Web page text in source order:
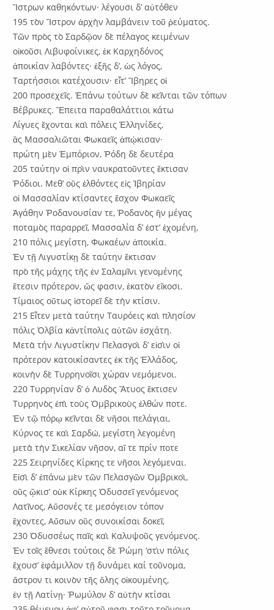
Ἴστρων καθηκόντων· λέγουσι δ’ αὐτόθεν
195 τὸν Ἴστρον ἀρχὴν λαμβάνειν τοῦ ῥεύματος.
Τῶν πρὸς τὸ Σαρδῷον δὲ πέλαγος κειμένων
οἰκοῦσι Λιβυφοίνικες, ἐκ Καρχηδόνος
ἀποικίαν λαβόντες· ἑξῆς δ’, ὡς λόγος,
Ταρτήσσιοι κατέχουσιν· εἶτ’ Ἴβηρες οἱ
200 προσεχεῖς. Ἐπάνω τούτων δὲ κεῖνται τῶν τόπων
Βέβρυκες. Ἔπειτα παραθαλάττιοι κάτω
Λίγυες ἔχονται καὶ πόλεις Ἑλληνίδες,
ἃς Μασσαλιῶται Φωκαεῖς ἀπῴκισαν·
πρώτη μὲν Ἐμπόριον, Ῥόδη δὲ δευτέρα
205 ταύτην οἱ πρὶν ναυκρατοῦντες ἔκτισαν
Ῥόδιοι. Μεθ’ οὓς ἐλθόντες εἰς Ἰβηρίαν
οἱ Μασσαλίαν κτίσαντες ἔσχον Φωκαεῖς
Ἀγάθην Ῥοδανουσίαν τε, Ῥοδανὸς ἣν μέγας
ποταμὸς παραρρεῖ, Μασσαλία δ’ ἐστ’ ἐχομένη,
210 πόλις μεγίστη, Φωκαέων ἀποικία.
Ἐν τῇ Λιγυστίκῃ δὲ ταύτην ἔκτισαν
πρὸ τῆς μάχης τῆς ἐν Σαλαμῖνι γενομένης
ἔτεσιν πρότερον, ὥς φασιν, ἑκατὸν εἴκοσι.
Τίμαιος οὕτως ἱστορεῖ δὲ τὴν κτίσιν.
215 Εἶτεν μετὰ ταύτην Ταυρόεις καὶ πλησίον
πόλις Ὀλβία κἀντίπολις αὐτῶν ἐσχάτη.
Μετὰ τήν Λιγυστίκην Πελασγοὶ δ’ εἰσὶν οἱ
πρότερον κατοικίσαντες ἐκ τῆς Ἑλλάδος,
κοινὴν δὲ Τυρρηνοῖσι χώραν νεμόμενοι.
220 Τυρρηνίαν δ’ ὁ Λυδὸς Ἄτυος ἔκτισεν
Τυρρηνὸς ἐπὶ τοὺς Ὀμβρικοὺς ἐλθών ποτε.
Ἐν τῷ πόρῳ κεῖνται δὲ νῆσοι πελάγιαι,
Κύρνος τε καὶ Σαρδὼ, μεγίστη λεγομένη
μετὰ τὴν Σικελίαν νῆσον, αἵ τε πρίν ποτε
225 Σειρηνίδες Κίρκης τε νῆσοι λεγόμεναι.
Εἰσὶ δ’ ἐπάνω μὲν τῶν Πελασγῶν Ὀμβρικοὶ,
οὓς ᾤκισ’ οὑκ Κίρκης Ὀδυσσεῖ γενόμενος
Λατῖνος, Αὔσονές τε μεσόγειον τόπον
ἔχοντες, Αὔσων οὓς συνοικίσαι δοκεῖ,
230 Ὀδυσσέως παῖς καὶ Καλυψοῦς γενόμενος.
Ἐν τοῖς ἔθνεσι τούτοις δὲ Ῥώμη ‘στὶν πόλις
ἔχουσ’ ἐφάμιλλον τῇ δυνάμει καί τοῦνομα,
ἄστρον τι κοινὸν τῆς ὅλης οἰκουμένης,
ἐν τῇ Λατίνῃ· Ῥωμύλον δ’ αὐτὴν κτίσαι